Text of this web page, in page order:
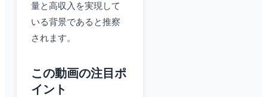
量と高収入を実現して
いる背景であると推察
されます。
この動画の注目ポ
イント